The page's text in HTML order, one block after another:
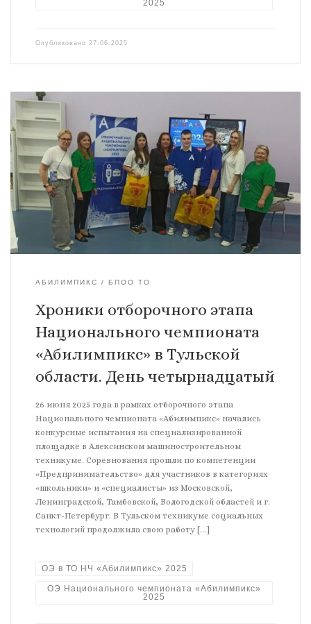
2025
Опубликовано 27.06.2025
АБИЛИМПИКС БПОО ТО
Хроники отборочного этапа
Национального чемпионата
«Абилимпикс» в Тульской
области. День четырнадцатый
26 июня 2025 года в рамках отборочного этапа
Национального чемпионата «Абилимпикс» начались
конкурсные испытания на специализированной
площадке в Алексинском машиностроительном
техникуме. Соревнования прошли по компетенции
«Предпринимательство» для участников в категориях
«школьники» и «специалисты» из Московской,
Ленинградской, Тамбовской, Вологодской областей и г.
Санкт-Петербург. В Тульском техникуме социальных
технологий продолжила свою работу […]
ОЭ в ТО НЧ «Абилимпикс» 2025
ОЭ Национального чемпионата «Абилимпикс»
2025